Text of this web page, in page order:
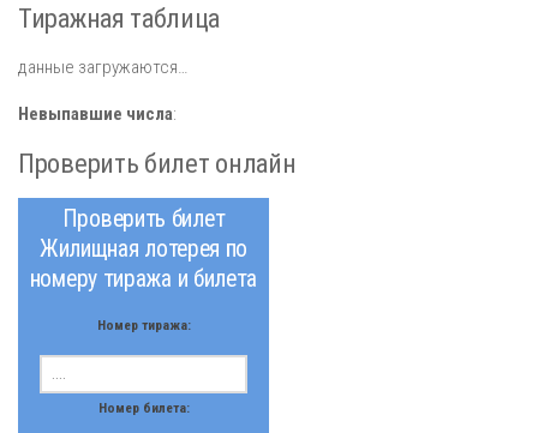
Тиражная таблица
данные загружаются…
Невыпавшие числа:
Проверить билет онлайн
Проверить билет
Жилищная лотерея по
номеру тиража и билета
Номер тиража:
Номер билета: